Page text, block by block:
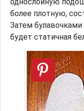
более плотную,
Затем булавочками
будет статичная